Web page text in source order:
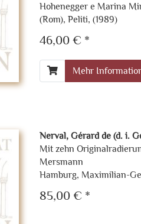
Hohenegger e Marina
(Rom), Peliti, (1989)
46,00 € *
Mehr
Nerval, Gérard de (d. i.
Mit zehn
Mersmann
Hamburg, Maximilian-
85,00 € *